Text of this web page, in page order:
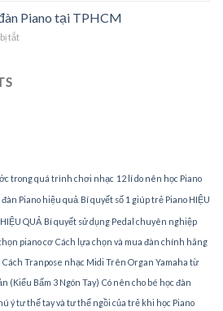
Piano
gia
gia
sư
dạy
Piano tại TPHCM
tắtở
trong quá trình chơi nhạc 12 lí do nên học Piano
đàn Piano hiệu quả Bí quyết số 1 giúp trẻ Piano HIỆU
QUẢ Bí quyết sử dụng Pedal chuyên nghiệp
piano cơ Cách lựa chọn và mua đàn chính hãng
Cách Tranpose nhạc Midi Trên Organ Yamaha từ
(Kiểu Bấm 3 Ngón Tay) Có nên cho bé học đàn
ý tư thế tay và tư thế ngồi của trẻ khi học Piano